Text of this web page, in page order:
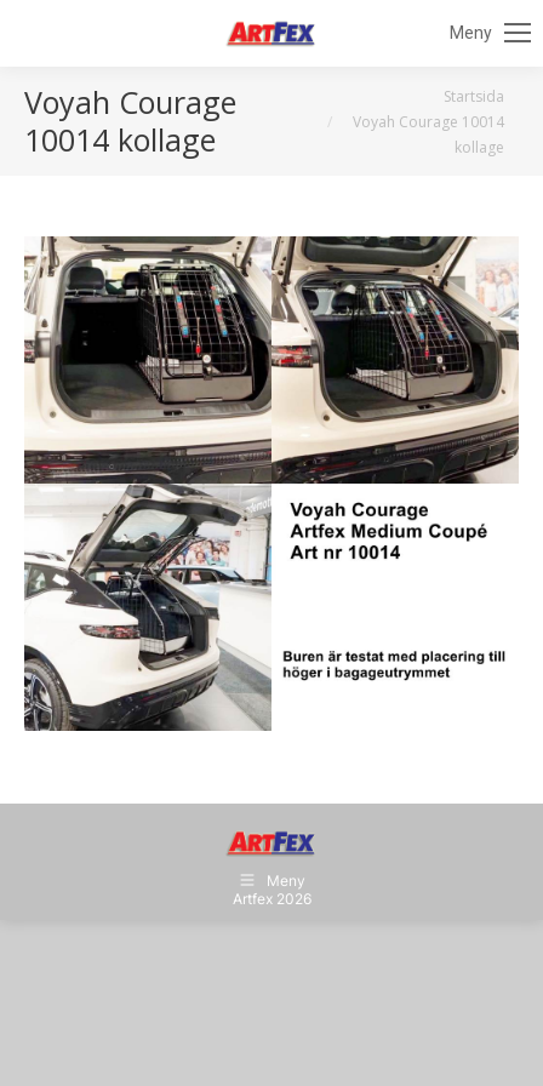
Meny
Voyah Courage
10014 kollage
Startsida
Voyah Courage 10014
kollage
Meny
Artfex 2026